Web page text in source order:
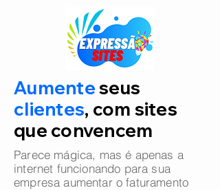
Aumenteseus
clientes, com sites
que convencem
Parece mágica, mas é apenas a
internet funcionando para sua
empresa aumentar o faturamento